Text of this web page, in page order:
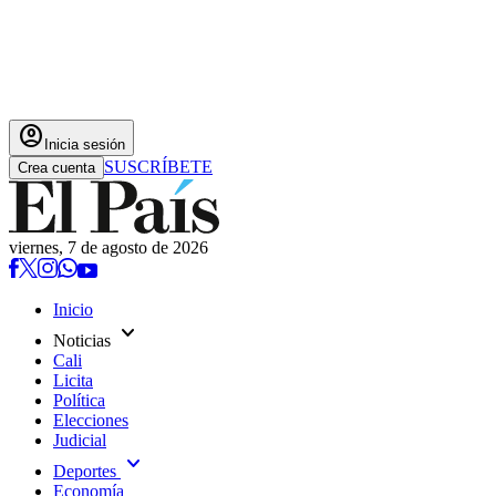
account_circle Inicia sesión
Crea cuenta SUSCRÍBETE
viernes, 7 de agosto de 2026
Inicio
Noticias expand_more
Cali
Licita
Política
Elecciones
Judicial
Deportes expand_more
Economía